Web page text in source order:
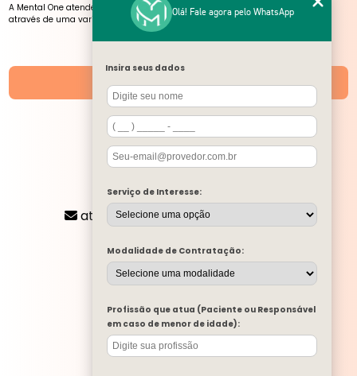
A Mental One atende pessoas de todas as idades, presencialmente e online,
através de uma variedade de serviços, atendimentos e atividades.
Unidades
SIGA-NOS
(11) 2424-8197
atendimento@mentalone.com.br
MENU
A MENTAL ONE
SERVIÇOS
BLOG
MENTAL ONE NA MÍDIA
TRABALHE CONOSCO
PARA EMPRESAS
Olá! Fale agora pelo WhatsApp
Insira seus dados
Serviço de Interesse:
Modalidade de Contratação:
Profissão que atua (Paciente ou Responsável
em caso de menor de idade):